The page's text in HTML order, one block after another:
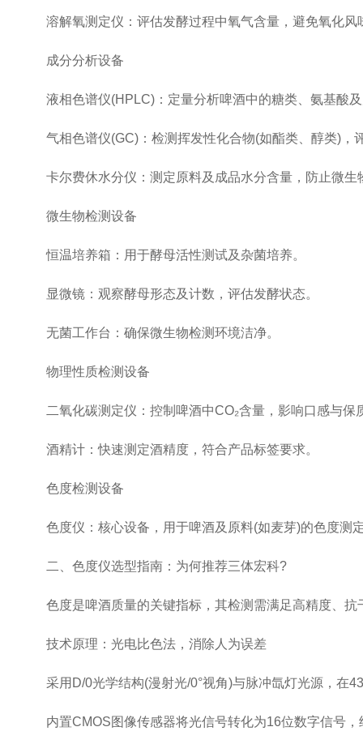
溶解氧测定仪：评估发酵过程中氧气含量，避免氧化风
成分分析设备
液相色谱仪(HPLC)：定量分析啤酒中的糖类、氨基酸及
气相色谱仪(GC)：检测挥发性化合物(如酯类、醇类)，
卡尔费休水分仪：测定原料及成品水分含量，防止微生
微生物检测设备
恒温培养箱：用于酵母活性测试及杂菌培养。
显微镜：观察酵母形态及计数，评估发酵状态。
无菌工作台：确保微生物检测环境洁净。
物理性质检测设备
二氧化碳测定仪：控制啤酒中CO₂含量，影响口感与保
酒精计：快速测定酒精度，符合产品标签要求。
色度检测设备
色度仪：核心设备，用于啤酒及原料(如麦芽)的色度测
二、色度仪选型指南：为何推荐三体宏科?
色度是啤酒质量的关键指标，其检测需满足高精度、抗
技术原理：光电比色法，消除人为误差
采用D/0光学结构(漫射光/0°视角)与脉冲氙灯光源，在
内置CMOS图像传感器将光信号转化为16位数字信号，